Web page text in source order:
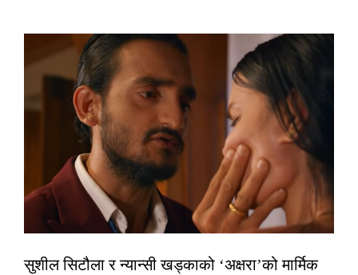
सुशील सिटौला र न्यान्सी खड्काको ‘अक्षरा’को मार्मिक